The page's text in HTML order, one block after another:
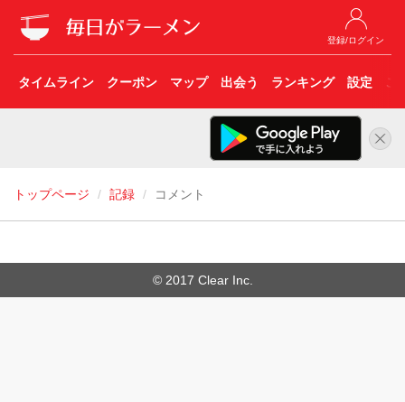
登録/ログイン
タイムライン クーポン マップ 出会う ランキング 設定 こ
トップページ 記録 コメント
© 2017 Clear Inc.